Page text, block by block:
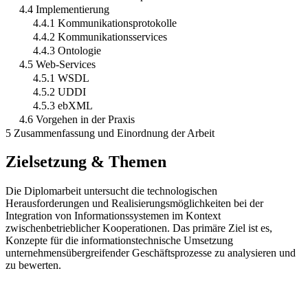
4.4 Implementierung
4.4.1 Kommunikationsprotokolle
4.4.2 Kommunikationsservices
4.4.3 Ontologie
4.5 Web-Services
4.5.1 WSDL
4.5.2 UDDI
4.5.3 ebXML
4.6 Vorgehen in der Praxis
5 Zusammenfassung und Einordnung der Arbeit
Zielsetzung & Themen
Die Diplomarbeit untersucht die technologischen
Herausforderungen und Realisierungsmöglichkeiten bei der
Integration von Informationssystemen im Kontext
zwischenbetrieblicher Kooperationen. Das primäre Ziel ist es,
Konzepte für die informationstechnische Umsetzung
unternehmensübergreifender Geschäftsprozesse zu analysieren und
zu bewerten.